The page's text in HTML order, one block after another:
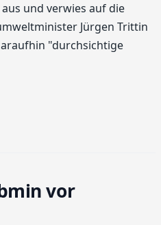
und verwies auf die
Jürgen Trittin
"durchsichtige
vor